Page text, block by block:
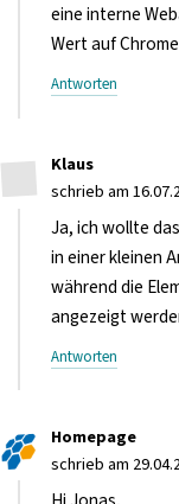
eine interne
Wert auf
Antworten
Klaus
schrieb am
Ja, ich wollte
in einer kleinen
während die
angezeigt
Antworten
Homepage
schrieb am